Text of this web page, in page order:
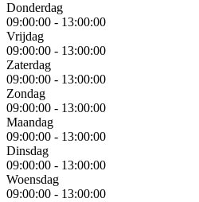
Donderdag
09:00:00 - 13:00:00
Vrijdag
09:00:00 - 13:00:00
Zaterdag
09:00:00 - 13:00:00
Zondag
09:00:00 - 13:00:00
Maandag
09:00:00 - 13:00:00
Dinsdag
09:00:00 - 13:00:00
Woensdag
09:00:00 - 13:00:00